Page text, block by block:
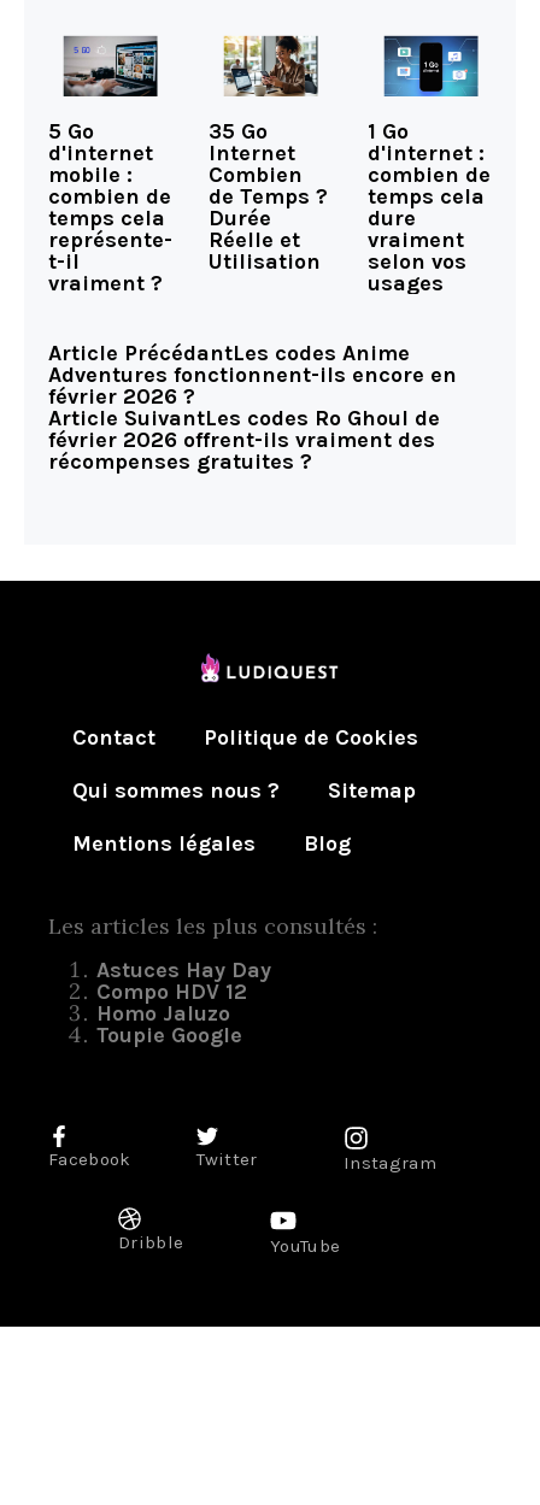
5 Go
d'internet
mobile :
combien de
temps cela
représente-
t-il
vraiment ?
35 Go
Internet
Combien
de Temps ?
Durée
Réelle et
Utilisation
1 Go
d'internet :
combien de
temps cela
dure
vraiment
selon vos
usages
Article PrécédantLes codes Anime
Adventures fonctionnent-ils encore en
février 2026 ?
Article SuivantLes codes Ro Ghoul de
février 2026 offrent-ils vraiment des
récompenses gratuites ?
Contact
Politique de Cookies
Qui sommes nous ?
Sitemap
Mentions légales
Blog
Les articles les plus consultés :
Astuces Hay Day
Compo HDV 12
Homo Jaluzo
Toupie Google
Facebook Twitter Instagram
Dribble YouTube